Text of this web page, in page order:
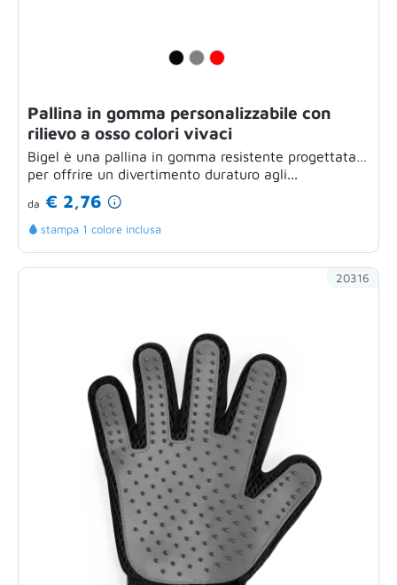
Pallina in gomma personalizzabile con
rilievo a osso colori vivaci
Bigel è una pallina in gomma resistente progettata
per offrire un divertimento duraturo agli...
da € 2,76
stampa 1 colore inclusa
20316